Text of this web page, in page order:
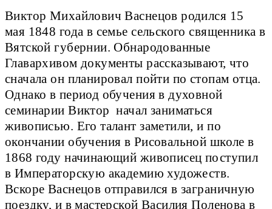
Виктор Михайлович Васнецов родился 15
мая 1848 года в семье сельского священника в
Вятской губернии. Обнародованные
Главархивом документы рассказывают, что
сначала он планировал пойти по стопам отца.
Однако в период обучения в духовной
семинарии Виктор начал заниматься
живописью. Его талант заметили, и по
окончании обучения в Рисовальной школе в
1868 году начинающий живописец поступил
в Императорскую академию художеств.
Вскоре Васнецов отправился в заграничную
поездку, и в мастерской Василия Поленова в